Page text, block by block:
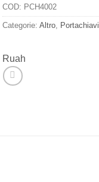
COD: PCH4002
Categorie: Altro, Portachiavi
Ruah